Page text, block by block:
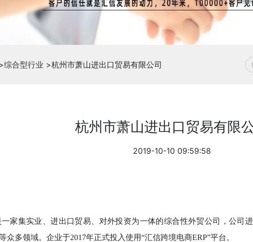
综合型行业 >杭州市萧山进出口贸易有限公司
杭州市萧山进出口贸易有限
2019-10-10 09:59:58
家集实业、进出口贸易、对外投资为一体的综合性外贸公司，公司
多领域。企业于2017年正式投入使用“汇信跨境电商ERP”平台。